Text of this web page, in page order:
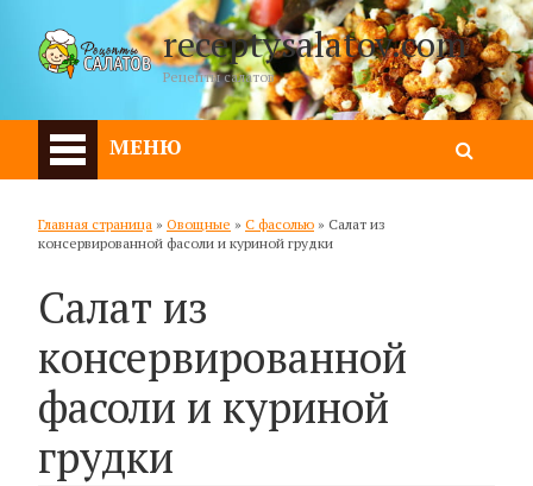
receptysalatov.com
Рецепты салатов
МЕНЮ
Главная страница » Овощные » С фасолью » Салат из
консервированной фасоли и куриной грудки
Салат из
консервированной
фасоли и куриной
грудки